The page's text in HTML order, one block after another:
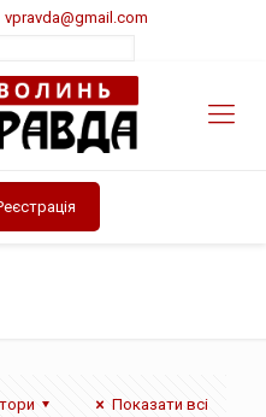
vpravda@gmail.com
Показати всі